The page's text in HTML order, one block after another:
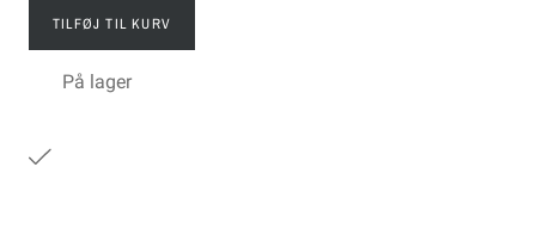
TILFØJ TIL KURV
På lager